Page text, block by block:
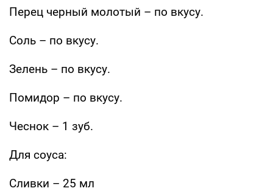
Перец черный молотый – по вкусу.
Соль – по вкусу.
Зелень – по вкусу.
Помидор – по вкусу.
Чеснок – 1 зуб.
Для соуса:
Сливки – 25 мл